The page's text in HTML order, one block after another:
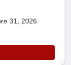
31, 2026